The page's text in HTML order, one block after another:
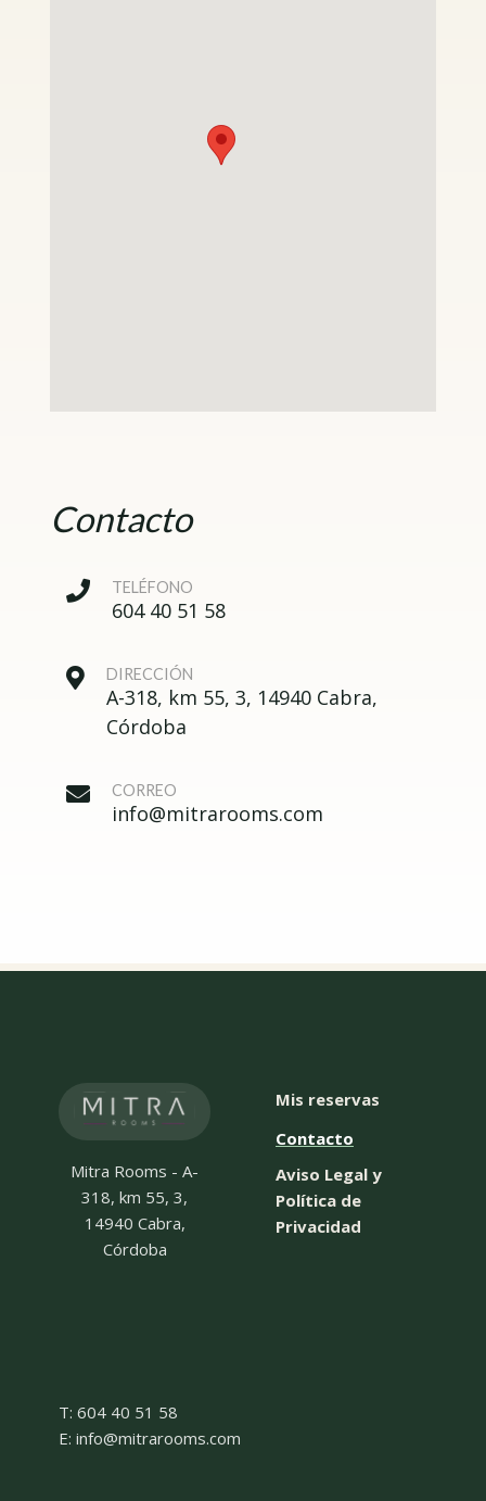
Contacto
TELÉFONO
604 40 51 58
DIRECCIÓN
A-318, km 55, 3, 14940 Cabra,
Córdoba
CORREO
info@mitrarooms.com
Mitra Rooms - A-
318, km 55, 3,
14940 Cabra,
Córdoba
Mis reservas
Contacto
Aviso Legal y
Política de
Privacidad
T: 604 40 51 58
E: info@mitrarooms.com